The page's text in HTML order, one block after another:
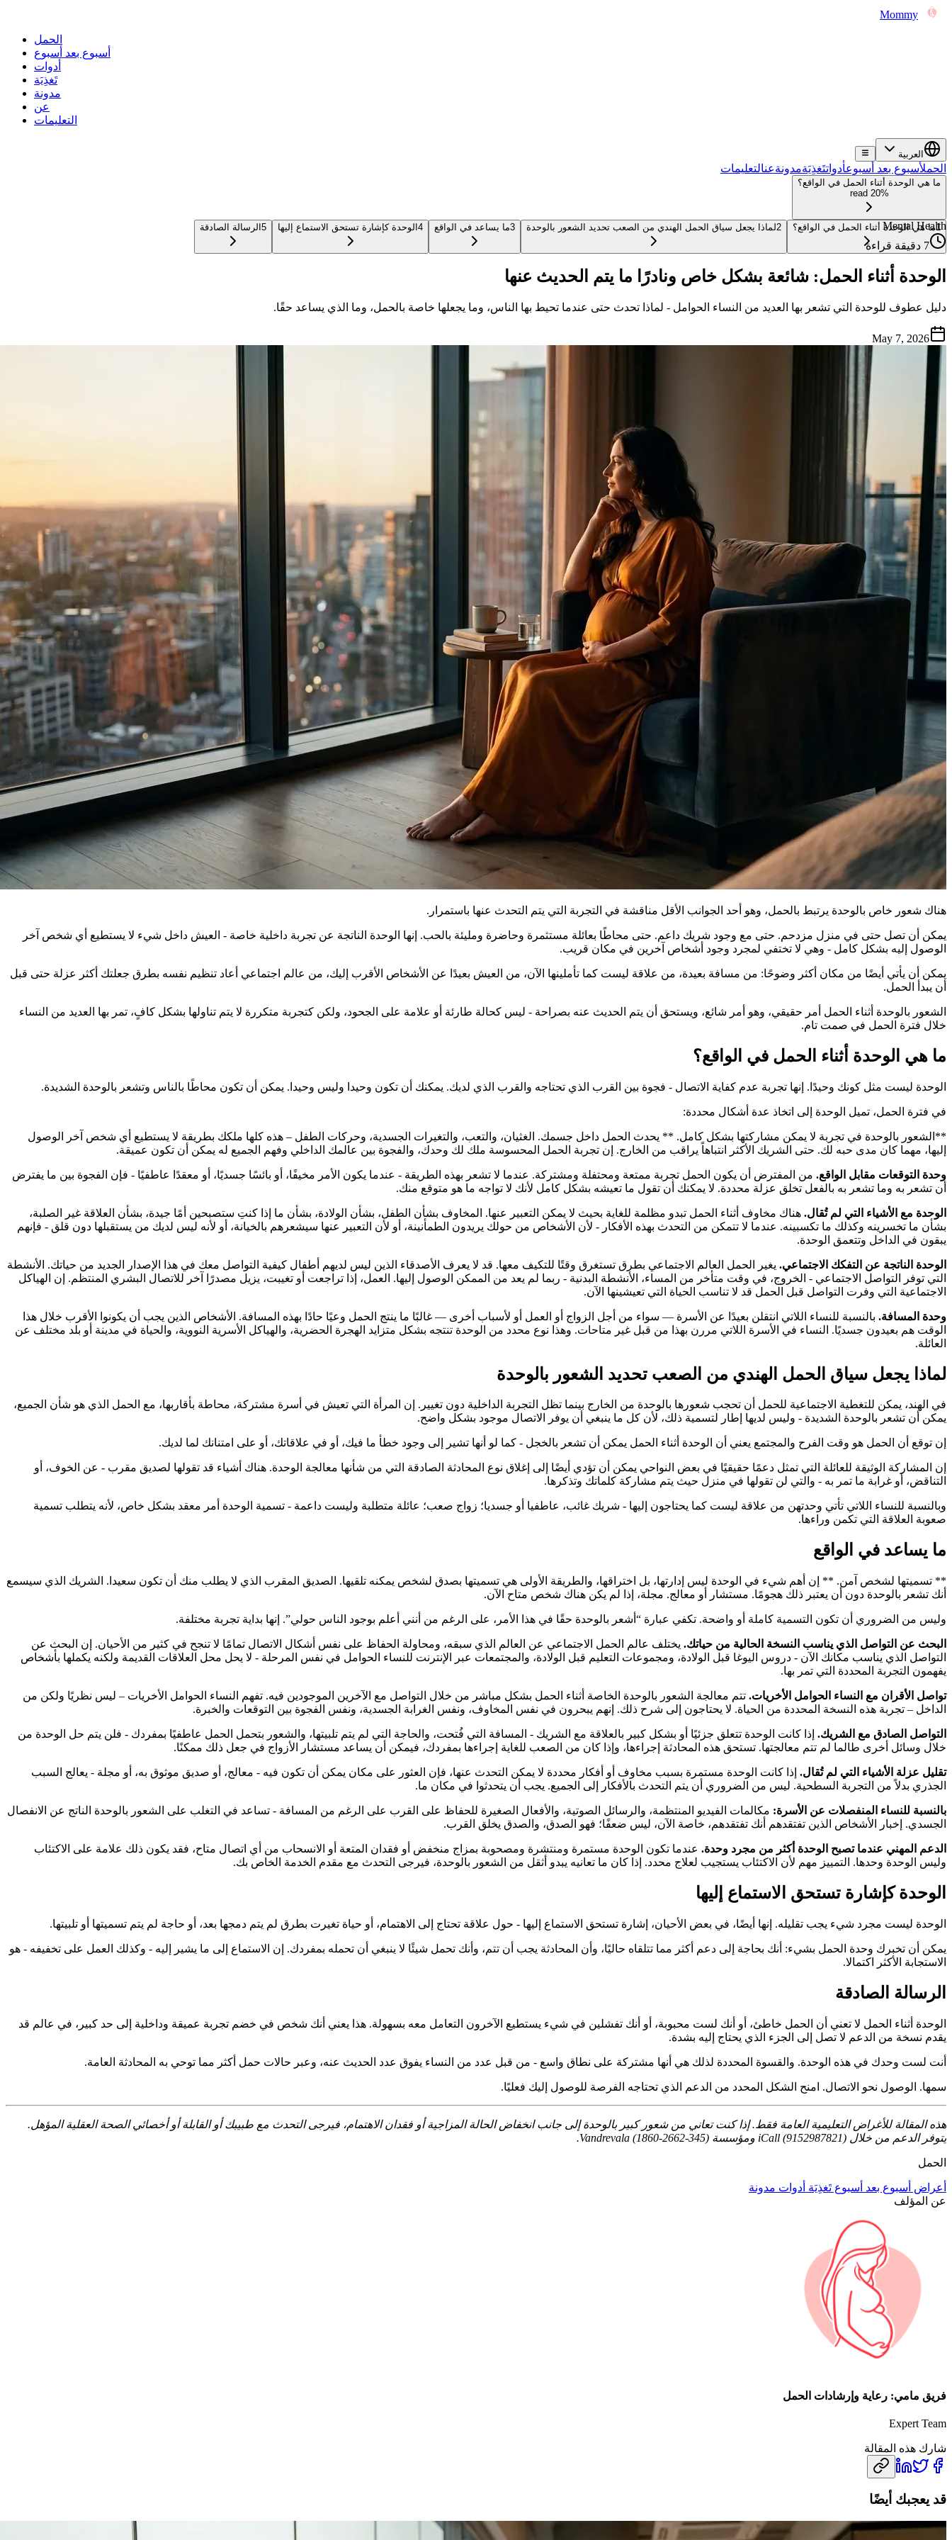
Mommy
الحمل
أسبوع بعد أسبوع
أدوات
تَغذِيَة
مدونة
عن
التعليمات
العربية
الحملأسبوع بعد أسبوعأدواتتَغذِيَةمدونةعنالتعليمات
ما هي الوحدة أثناء الحمل في الواقع؟
20% read
1ما هي الوحدة أثناء الحمل في الواقع؟ 2لماذا يجعل سياق الحمل الهندي من الصعب تحديد الشعور بالوحدة 3ما يساعد في الواقع 4 الوحدة كإشارة تستحق الاستماع إليها 5 الرسالة الصادقة
Mental Health
7 دقيقة قراءة
الوحدة أثناء الحمل: شائعة بشكل خاص ونادرًا ما يتم الحديث عنها
دليل عطوف للوحدة التي تشعر بها العديد من النساء الحوامل - لماذا تحدث حتى عندما تحيط بها الناس، وما يجعلها خاصة بالحمل، وما الذي يساعد حقًا.
May 7, 2026
هناك شعور خاص بالوحدة يرتبط بالحمل، وهو أحد الجوانب الأقل مناقشة في التجربة التي يتم التحدث عنها باستمرار.
يمكن أن تصل حتى في منزل مزدحم. حتى مع وجود شريك داعم. حتى محاطًا بعائلة مستثمرة وحاضرة ومليئة بالحب. إنها الوحدة الناتجة عن تجربة داخلية خاصة - العيش داخل شيء لا يستطيع أي شخص آخر
الوصول إليه بشكل كامل - وهي لا تختفي لمجرد وجود أشخاص آخرين في مكان قريب.
يمكن أن يأتي أيضًا من مكان أكثر وضوحًا: من مسافة بعيدة، من علاقة ليست كما تأملينها الآن، من العيش بعيدًا عن الأشخاص الأقرب إليك، من عالم اجتماعي أعاد تنظيم نفسه بطرق جعلتك أكثر عزلة حتى قبل
أن يبدأ الحمل.
الشعور بالوحدة أثناء الحمل أمر حقيقي، وهو أمر شائع، ويستحق أن يتم الحديث عنه بصراحة - ليس كحالة طارئة أو علامة على الجحود، ولكن كتجربة متكررة لا يتم تناولها بشكل كافٍ، تمر بها العديد من النساء
خلال فترة الحمل في صمت تام.
ما هي الوحدة أثناء الحمل في الواقع؟
الوحدة ليست مثل كونك وحيدًا. إنها تجربة عدم كفاية الاتصال - فجوة بين القرب الذي تحتاجه والقرب الذي لديك. يمكنك أن تكون وحيدا وليس وحيدا. يمكن أن تكون محاطًا بالناس وتشعر بالوحدة الشديدة.
في فترة الحمل، تميل الوحدة إلى اتخاذ عدة أشكال محددة:
**الشعور بالوحدة في تجربة لا يمكن مشاركتها بشكل كامل. ** يحدث الحمل داخل جسمك. الغثيان، والتعب، والتغيرات الجسدية، وحركات الطفل – هذه كلها ملكك بطريقة لا يستطيع أي شخص آخر الوصول
إليها، مهما كان مدى حبه لك. حتى الشريك الأكثر انتباهاً يراقب من الخارج. إن تجربة الحمل المحسوسة ملك لك وحدك، والفجوة بين عالمك الداخلي وفهم الجميع له يمكن أن تكون عميقة.
وحدة التوقعات مقابل الواقع. من المفترض أن يكون الحمل تجربة ممتعة ومحتفلة ومشتركة. عندما لا تشعر بهذه الطريقة - عندما يكون الأمر مخيفًا، أو بائسًا جسديًا، أو معقدًا عاطفيًا - فإن الفجوة بين ما يفترض
أن تشعر به وما تشعر به بالفعل تخلق عزلة محددة. لا يمكنك أن تقول ما تعيشه بشكل كامل لأنك لا تواجه ما هو متوقع منك.
الوحدة مع الأشياء التي لم تُقال. هناك مخاوف أثناء الحمل تبدو مظلمة للغاية بحيث لا يمكن التعبير عنها. المخاوف بشأن الطفل، بشأن الولادة، بشأن ما إذا كنتِ ستصبحين أمًا جيدة، بشأن العلاقة غير الصلبة،
بشأن ما تخسرينه وكذلك ما تكسبينه. عندما لا تتمكن من التحدث بهذه الأفكار - لأن الأشخاص من حولك يريدون الطمأنينة، أو لأن التعبير عنها سيشعرهم بالخيانة، أو لأنه ليس لديك من يستقبلها دون قلق - فإنهم
يبقون في الداخل وتتعمق الوحدة.
الوحدة الناتجة عن التفكك الاجتماعي. يغير الحمل العالم الاجتماعي بطرق تستغرق وقتًا للتكيف معها. قد لا يعرف الأصدقاء الذين ليس لديهم أطفال كيفية التواصل معك في هذا الإصدار الجديد من حياتك. الأنشطة
التي توفر التواصل الاجتماعي - الخروج، في وقت متأخر من المساء، الأنشطة البدنية - ربما لم يعد من الممكن الوصول إليها. العمل، إذا تراجعت أو تغيبت، يزيل مصدرًا آخر للاتصال البشري المنتظم. إن الهياكل
الاجتماعية التي وفرت التواصل قبل الحمل قد لا تناسب الحياة التي تعيشينها الآن.
وحدة المسافة. بالنسبة للنساء اللاتي انتقلن بعيدًا عن الأسرة — سواء من أجل الزواج أو العمل أو لأسباب أخرى — غالبًا ما ينتج الحمل وعيًا حادًا بهذه المسافة. الأشخاص الذين يجب أن يكونوا الأقرب خلال هذا
الوقت هم بعيدون جسديًا. النساء في الأسرة اللاتي مررن بهذا من قبل غير متاحات. وهذا نوع محدد من الوحدة تنتجه بشكل متزايد الهجرة الحضرية، والهياكل الأسرية النووية، والحياة في مدينة أو بلد مختلف عن
العائلة.
لماذا يجعل سياق الحمل الهندي من الصعب تحديد الشعور بالوحدة
في الهند، يمكن للتغطية الاجتماعية للحمل أن تحجب شعورها بالوحدة من الخارج بينما تظل التجربة الداخلية دون تغيير. إن المرأة التي تعيش في أسرة مشتركة، محاطة بأقاربها، مع الحمل الذي هو شأن الجميع،
يمكن أن تشعر بالوحدة الشديدة - وليس لديها إطار لتسمية ذلك، لأن كل ما ينبغي أن يوفر الاتصال موجود بشكل واضح.
إن توقع أن الحمل هو وقت الفرح والمجتمع يعني أن الوحدة أثناء الحمل يمكن أن تشعر بالخجل - كما لو أنها تشير إلى وجود خطأ ما فيك، أو في علاقاتك، أو على امتنانك لما لديك.
إن المشاركة الوثيقة للعائلة التي تمثل دعمًا حقيقيًا في بعض النواحي يمكن أن تؤدي أيضًا إلى إغلاق نوع المحادثة الصادقة التي من شأنها معالجة الوحدة. هناك أشياء قد تقولها لصديق مقرب - عن الخوف، أو
التناقض، أو غرابة ما تمر به - والتي لن تقولها في منزل حيث يتم مشاركة كلماتك وتذكرها.
وبالنسبة للنساء اللاتي تأتي وحدتهن من علاقة ليست كما يحتاجون إليها - شريك غائب، عاطفيا أو جسديا؛ زواج صعب؛ عائلة متطلبة وليست داعمة - تسمية الوحدة أمر معقد بشكل خاص، لأنه يتطلب تسمية
صعوبة العلاقة التي تكمن وراءها.
ما يساعد في الواقع
** تسميتها لشخص آمن. ** إن أهم شيء في الوحدة ليس إدارتها، بل اختراقها، والطريقة الأولى هي تسميتها بصدق لشخص يمكنه تلقيها. الصديق المقرب الذي لا يطلب منك أن تكون سعيدا. الشريك الذي سيسمع
أنك تشعر بالوحدة دون أن يعتبر ذلك هجومًا. مستشار أو معالج. مجلة، إذا لم يكن هناك شخص متاح الآن.
وليس من الضروري أن تكون التسمية كاملة أو واضحة. تكفي عبارة “أشعر بالوحدة حقًا في هذا الأمر، على الرغم من أنني أعلم بوجود الناس حولي”. إنها بداية تجربة مختلفة.
البحث عن التواصل الذي يناسب النسخة الحالية من حياتك. يختلف عالم الحمل الاجتماعي عن العالم الذي سبقه، ومحاولة الحفاظ على نفس أشكال الاتصال تمامًا لا تنجح في كثير من الأحيان. إن البحث عن
التواصل الذي يناسب مكانك الآن - دروس اليوغا قبل الولادة، ومجموعات التعليم قبل الولادة، والمجتمعات عبر الإنترنت للنساء الحوامل في نفس المرحلة - لا يحل محل العلاقات القديمة ولكنه يكملها بأشخاص
يفهمون التجربة المحددة التي تمر بها.
تواصل الأقران مع النساء الحوامل الأخريات. تتم معالجة الشعور بالوحدة الخاصة أثناء الحمل بشكل مباشر من خلال التواصل مع الآخرين الموجودين فيه. تفهم النساء الحوامل الأخريات – ليس نظريًا ولكن من
الداخل – تجربة هذه النسخة المحددة من الحياة. لا يحتاجون إلى شرح ذلك. إنهم يبحرون في نفس المخاوف، ونفس الغرابة الجسدية، ونفس الفجوة بين التوقعات والخبرة.
التواصل الصادق مع الشريك. إذا كانت الوحدة تتعلق جزئيًا أو بشكل كبير بالعلاقة مع الشريك - المسافة التي فُتحت، والحاجة التي لم يتم تلبيتها، والشعور بتحمل الحمل عاطفيًا بمفردك - فلن يتم حل الوحدة من
خلال وسائل أخرى طالما لم تتم معالجتها. تستحق هذه المحادثة إجراءها، وإذا كان من الصعب للغاية إجراءها بمفردك، فيمكن أن يساعد مستشار الأزواج في جعل ذلك ممكنًا.
تقليل عزلة الأشياء التي لم تُقال. إذا كانت الوحدة مستمرة بسبب مخاوف أو أفكار محددة لا يمكن التحدث عنها، فإن العثور على مكان يمكن أن تكون فيه - معالج، أو صديق موثوق به، أو مجلة - يعالج السبب
الجذري بدلاً من التجربة السطحية. ليس من الضروري أن يتم التحدث بالأفكار إلى الجميع. يجب أن يتحدثوا في مكان ما.
بالنسبة للنساء المنفصلات عن الأسرة: مكالمات الفيديو المنتظمة، والرسائل الصوتية، والأفعال الصغيرة للحفاظ على القرب على الرغم من المسافة - تساعد في التغلب على الشعور بالوحدة الناتج عن الانفصال
الجسدي. إخبار الأشخاص الذين تفتقدهم أنك تفتقدهم، خاصة الآن، ليس ضعفًا؛ فهو الصدق، والصدق يخلق القرب.
الدعم المهني عندما تصبح الوحدة أكثر من مجرد وحدة. عندما تكون الوحدة مستمرة ومنتشرة ومصحوبة بمزاج منخفض أو فقدان المتعة أو الانسحاب من أي اتصال متاح، فقد يكون ذلك علامة على الاكتئاب
وليس الوحدة وحدها. التمييز مهم لأن الاكتئاب يستجيب لعلاج محدد. إذا كان ما تعانيه يبدو أثقل من الشعور بالوحدة، فيرجى التحدث مع مقدم الخدمة الخاص بك.
الوحدة كإشارة تستحق الاستماع إليها
الوحدة ليست مجرد شيء يجب تقليله. إنها أيضًا، في بعض الأحيان، إشارة تستحق الاستماع إليها - حول علاقة تحتاج إلى الاهتمام، أو حياة تغيرت بطرق لم يتم دمجها بعد، أو حاجة لم يتم تسميتها أو تلبيتها.
يمكن أن تخبرك وحدة الحمل بشيء: أنك بحاجة إلى دعم أكثر مما تتلقاه حاليًا، وأن المحادثة يجب أن تتم، وأنك تحمل شيئًا لا ينبغي أن تحمله بمفردك. إن الاستماع إلى ما يشير إليه - وكذلك العمل على تخفيفه - هو
الاستجابة الأكثر اكتمالا.
الرسالة الصادقة
الوحدة أثناء الحمل لا تعني أن الحمل خاطئ، أو أنك لست محبوبة، أو أنك تفشلين في شيء يستطيع الآخرون التعامل معه بسهولة. هذا يعني أنك شخص في خضم تجربة عميقة وداخلية إلى حد كبير، في عالم قد
يقدم نسخة من الدعم لا تصل إلى الجزء الذي يحتاج إليه بشدة.
أنت لست وحدك في هذه الوحدة. والقسوة المحددة لذلك هي أنها مشتركة على نطاق واسع - من قبل عدد من النساء يفوق عدد الحديث عنه، وعبر حالات حمل أكثر مما توحي به المحادثة العامة.
سمها. الوصول نحو الاتصال. امنح الشكل المحدد من الدعم الذي تحتاجه الفرصة للوصول إليك فعليًا.
هذه المقالة للأغراض التعليمية العامة فقط. إذا كنت تعاني من شعور كبير بالوحدة إلى جانب انخفاض الحالة المزاجية أو فقدان الاهتمام، فيرجى التحدث مع طبيبك أو القابلة أو أخصائي الصحة العقلية المؤهل.
يتوفر الدعم من خلال iCall (9152987821) ومؤسسة Vandrevala (1860-2662-345).
الحمل
أعراض أسبوع بعد أسبوعتَغذِيَة أدوات مدونة
عن المؤلف
فريق مامي: رعاية وإرشادات الحمل
Expert Team
شارك هذه المقالة
قد يعجبك أيضًا